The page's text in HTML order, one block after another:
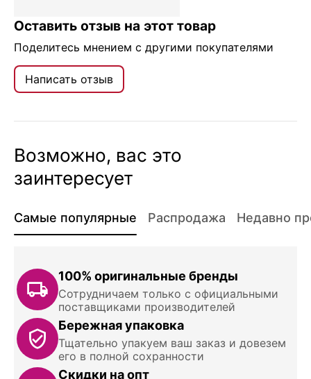
Оставить отзыв на этот товар
Поделитесь мнением с другими покупателями
Написать отзыв
Возможно, вас это
заинтересует
Самые популярные Распродажа Недавно
100% оригинальные бренды
Сотрудничаем только с официальными
поставщиками производителей
Бережная упаковка
Тщательно упакуем ваш заказ и довезем
его в полной сохранности
Скидки на опт